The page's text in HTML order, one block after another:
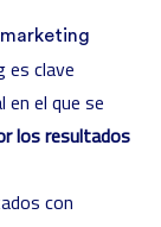
es clave
en el que se
los resultados
con